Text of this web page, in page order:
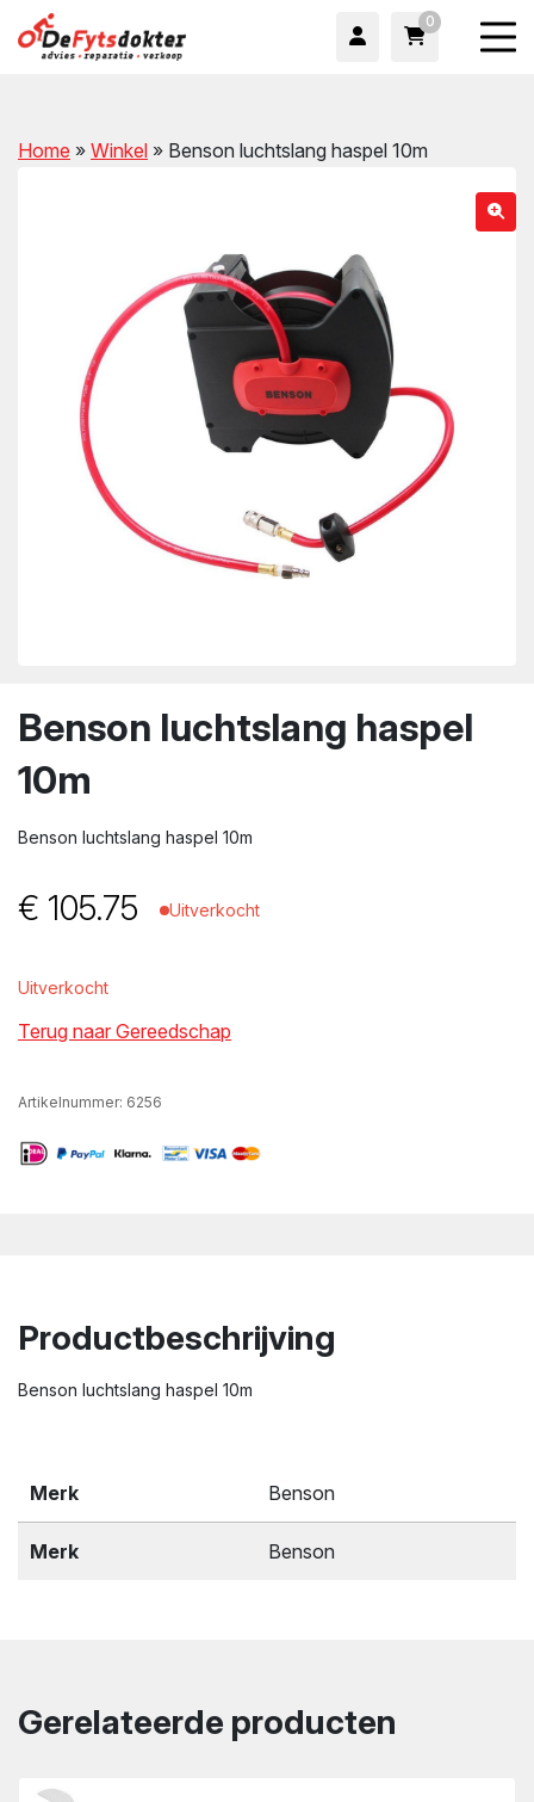
0
Home » Winkel » Benson luchtslang haspel 10m
Benson luchtslang haspel
10m
Benson luchtslang haspel 10m
€ 105.75 Uitverkocht
Uitverkocht
Terug naar Gereedschap
Artikelnummer: 6256
Productbeschrijving
Benson luchtslang haspel 10m
Merk Benson
Merk Benson
Gerelateerde producten